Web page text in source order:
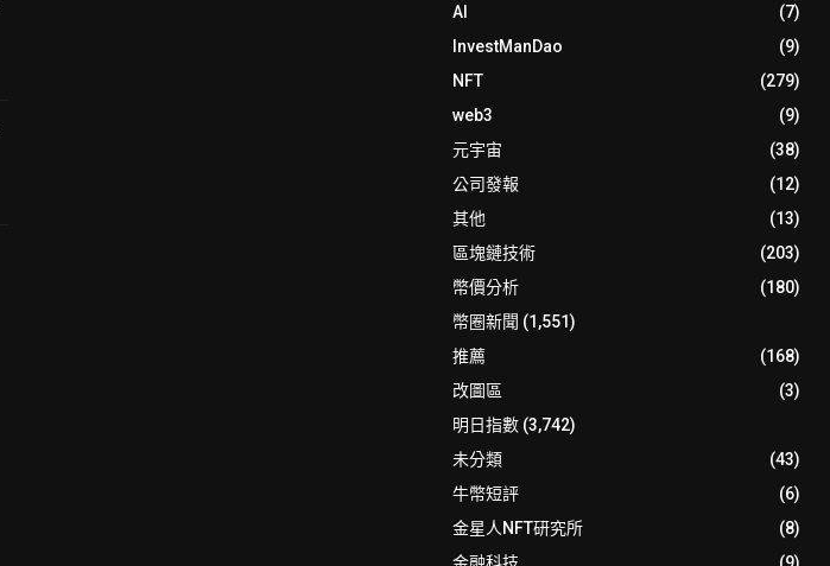
AI
(7)
InvestManDao
(9)
NFT
(279)
web3
(9)
元宇宙
(38)
公司發報
(12)
其他
(13)
區塊鏈技術
(203)
幣價分析
(180)
幣圈新聞 (1,551)
推薦
(168)
改圖區
(3)
明日指數(3,742)
未分類
(43)
牛幣短評
(6)
金星人NFT研究所
(8)